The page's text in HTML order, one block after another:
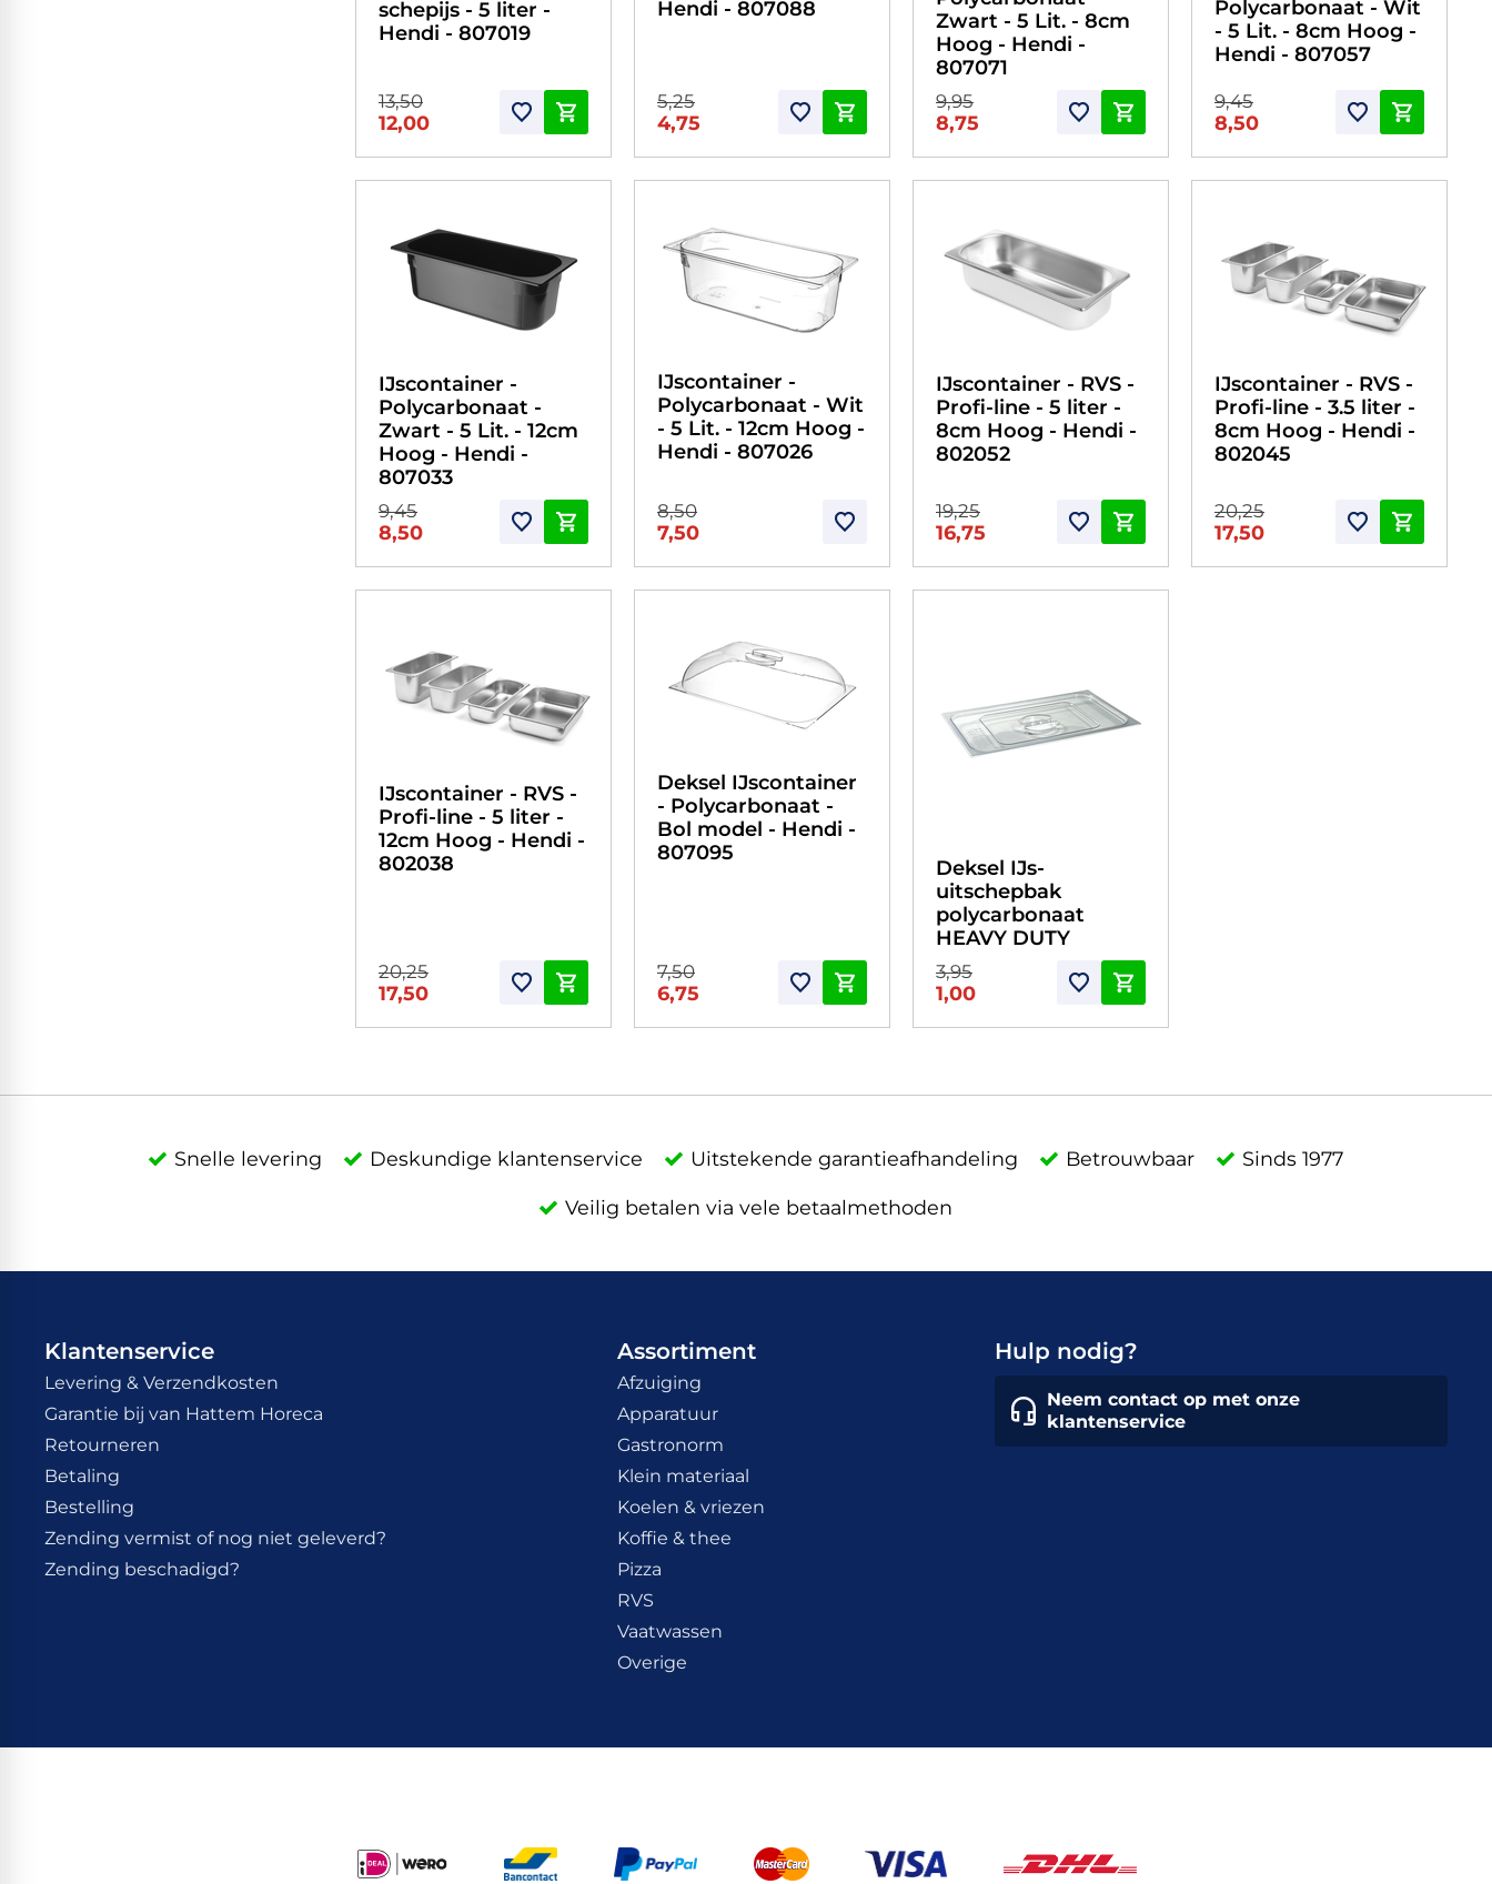
schepijs - 5 liter -
Hendi - 807019
13,50
12,00
Hendi - 807088
5,25
4,75
Zwart - 5 Lit. - 8cm
Hoog - Hendi -
807071
9,95
8,75
Polycarbonaat - Wit
- 5 Lit. - 8cm Hoog -
Hendi - 807057
9,45
8,50
IJscontainer -
Polycarbonaat -
Zwart - 5 Lit. - 12cm
Hoog - Hendi -
807033
9,45
8,50
IJscontainer -
Polycarbonaat - Wit
- 5 Lit. - 12cm Hoog -
Hendi - 807026
8,50
7,50
IJscontainer - RVS -
Profi-line - 5 liter -
8cm Hoog - Hendi -
802052
19,25
16,75
IJscontainer - RVS -
Profi-line - 3.5 liter -
8cm Hoog - Hendi -
802045
20,25
17,50
IJscontainer - RVS -
Profi-line - 5 liter -
12cm Hoog - Hendi -
802038
20,25
17,50
Deksel IJscontainer
- Polycarbonaat -
Bol model - Hendi -
807095
7,50
6,75
Deksel IJs-
uitschepbak
polycarbonaat
HEAVY DUTY
3,95
1,00
Snelle levering Deskundige klantenservice Uitstekende garantieafhandeling Betrouwbaar Sinds 1977
Veilig betalen via vele betaalmethoden
Klantenservice
Levering & Verzendkosten
Garantie bij van Hattem Horeca
Retourneren
Betaling
Bestelling
Zending vermist of nog niet geleverd?
Zending beschadigd?
Assortiment
Afzuiging
Apparatuur
Gastronorm
Klein materiaal
Koelen & vriezen
Koffie & thee
Pizza
RVS
Vaatwassen
Overige
Hulp nodig?
Neem contact op met onze
klantenservice